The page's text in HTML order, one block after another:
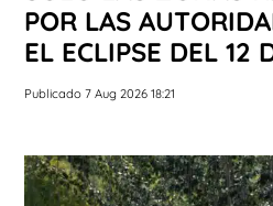
POR LAS
EL ECLIPSE DEL 12
Publicado 7 Aug 2026 18:21